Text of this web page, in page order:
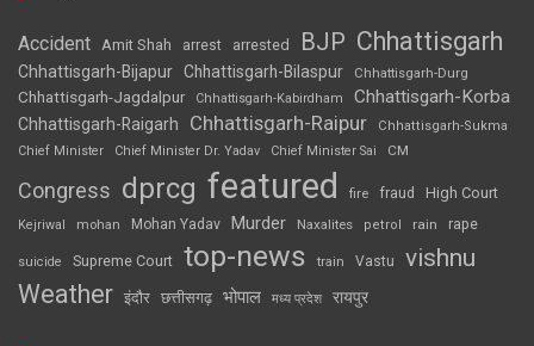
Accident Amit Shah arrest arrested BJP Chhattisgarh
Chhattisgarh-Bijapur Chhattisgarh-Bilaspur Chhattisgarh-Durg
Chhattisgarh-Jagdalpur Chhattisgarh-Kabirdham Chhattisgarh-Korba
Chhattisgarh-Raigarh Chhattisgarh-Raipur
Chhattisgarh-Sukma
Chief Minister
Chief Minister Dr. Yadav Chief Minister Sai CM
Congress dprcg featured fire fraud High Court
Kejriwal mohan Mohan Yadav Murder Naxalites petrol rain rape
suicide Supreme Court top-news train Vastu vishnu
Weather इंदौर छत्तीसगढ़ भोपाल मध्य प्रदेश रायपुर